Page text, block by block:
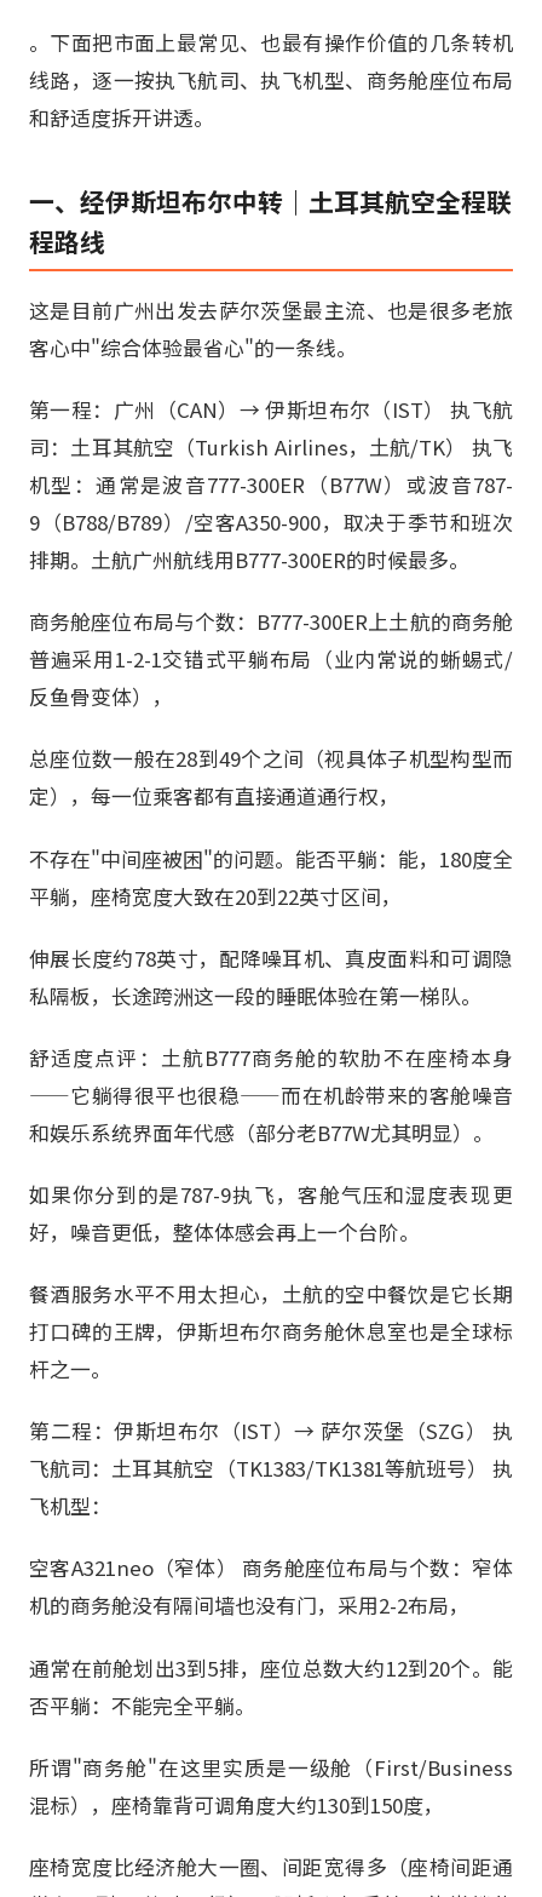
。下面把市面上最常见、也最有操作价值的几条转机
线路，逐一按执飞航司、执飞机型、商务舱座位布局
和舒适度拆开讲透。
一、经伊斯坦布尔中转｜土耳其航空全程联
程路线
这是目前广州出发去萨尔茨堡最主流、也是很多老旅
客心中"综合体验最省心"的一条线。
第一程：广州（CAN）→ 伊斯坦布尔（IST） 执飞航
司：土耳其航空（Turkish Airlines，土航/TK） 执飞
机型：通常是波音777-300ER（B77W）或波音787-
9（B788/B789）/空客A350-900，取决于季节和班次
排期。土航广州航线用B777-300ER的时候最多。
商务舱座位布局与个数：B777-300ER上土航的商务舱
普遍采用1-2-1交错式平躺布局（业内常说的蜥蜴式/
反鱼骨变体），
总座位数一般在28到49个之间（视具体子机型构型而
定），每一位乘客都有直接通道通行权，
不存在"中间座被困"的问题。能否平躺：能，180度全
平躺，座椅宽度大致在20到22英寸区间，
伸展长度约78英寸，配降噪耳机、真皮面料和可调隐
私隔板，长途跨洲这一段的睡眠体验在第一梯队。
舒适度点评：土航B777商务舱的软肋不在座椅本身
——它躺得很平也很稳——而在机龄带来的客舱噪音
和娱乐系统界面年代感（部分老B77W尤其明显）。
如果你分到的是787-9执飞，客舱气压和湿度表现更
好，噪音更低，整体体感会再上一个台阶。
餐酒服务水平不用太担心，土航的空中餐饮是它长期
打口碑的王牌，伊斯坦布尔商务舱休息室也是全球标
杆之一。
第二程：伊斯坦布尔（IST）→ 萨尔茨堡（SZG） 执
飞航司：土耳其航空（TK1383/TK1381等航班号） 执
飞机型：
空客A321neo（窄体） 商务舱座位布局与个数：窄体
机的商务舱没有隔间墙也没有门，采用2-2布局，
通常在前舱划出3到5排，座位总数大约12到20个。能
否平躺：不能完全平躺。
所谓"商务舱"在这里实质是一级舱（First/Business
混标），座椅靠背可调角度大约130到150度，
座椅宽度比经济舱大一圈、间距宽得多（座椅间距通